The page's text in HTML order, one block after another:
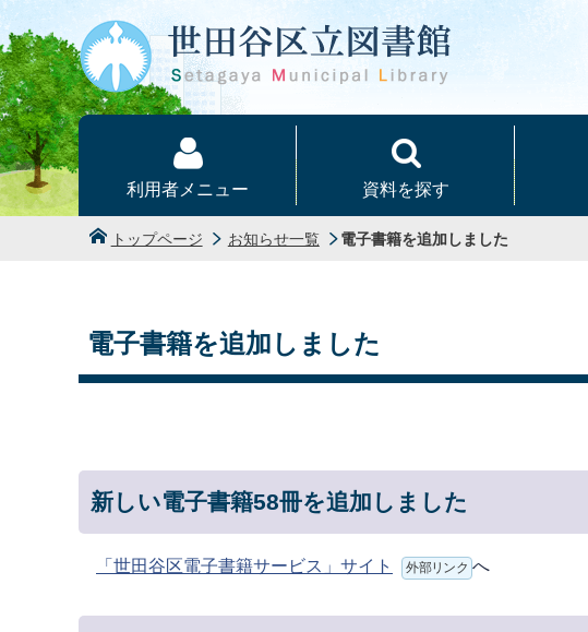
本文へ
利用者メニュー 資料を探す
トップページ お知らせ一覧 電子書籍を追加しました
電子書籍を追加しました
新しい電子書籍58冊を追加しました
「世田谷区電子書籍サービス」サイト 外部リンク へ